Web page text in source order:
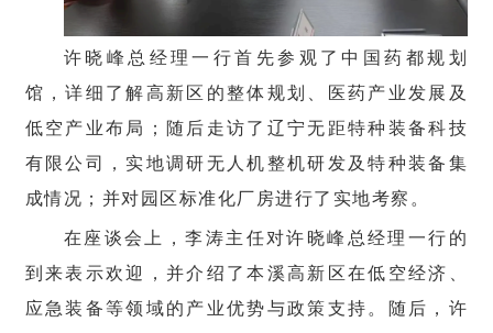
许晓峰总经理一行首先参观了中国药都规划
馆，详细了解高新区的整体规划、医药产业发展及
低空产业布局；随后走访了辽宁无距特种装备科技
有限公司，实地调研无人机整机研发及特种装备集
成情况；并对园区标准化厂房进行了实地考察。
在座谈会上，李涛主任对许晓峰总经理一行的
到来表示欢迎，并介绍了本溪高新区在低空经济、
应急装备等领域的产业优势与政策支持。随后，许